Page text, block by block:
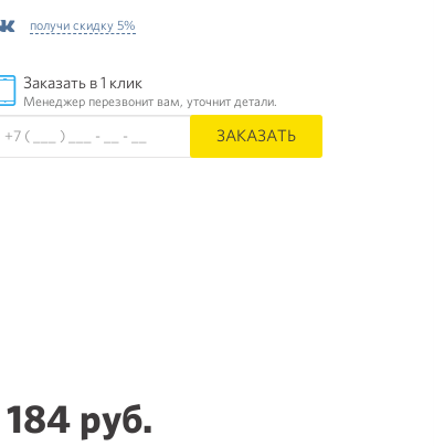
получи скидку 5%
Заказать в 1 клик
Менеджер перезвонит вам, уточнит детали.
ЗАКАЗАТЬ
руб.